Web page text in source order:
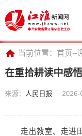
当前位置： 首页--
在重拾耕读中感
来源： 人民日报 2026-
走出教室、走进